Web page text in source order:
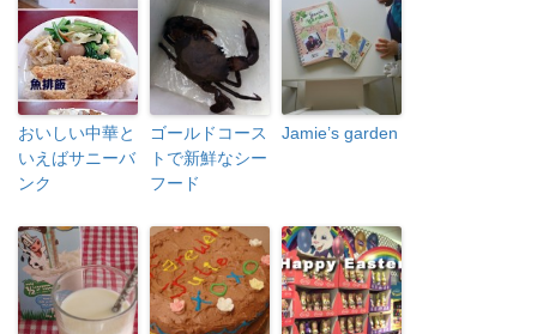
おいしい中華と
いえばサニーバ
ンク
ゴールドコース
トで新鮮なシー
フード
Jamie’s garden